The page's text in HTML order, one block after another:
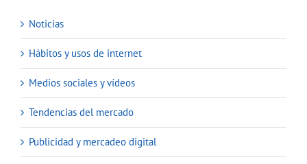
Noticias
Hábitos y usos de internet
Medios sociales y vídeos
Tendencias del mercado
Publicidad y mercadeo digital